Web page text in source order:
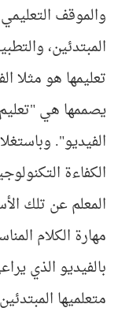
والموقف
المبتدئين،
تعليمها هو مثلا
يصممها هي "تعليم
الفيديو".
الكفاءة
المعلم عن تلك
مهارة الكلام
بالفيديو الذي
متعلميها